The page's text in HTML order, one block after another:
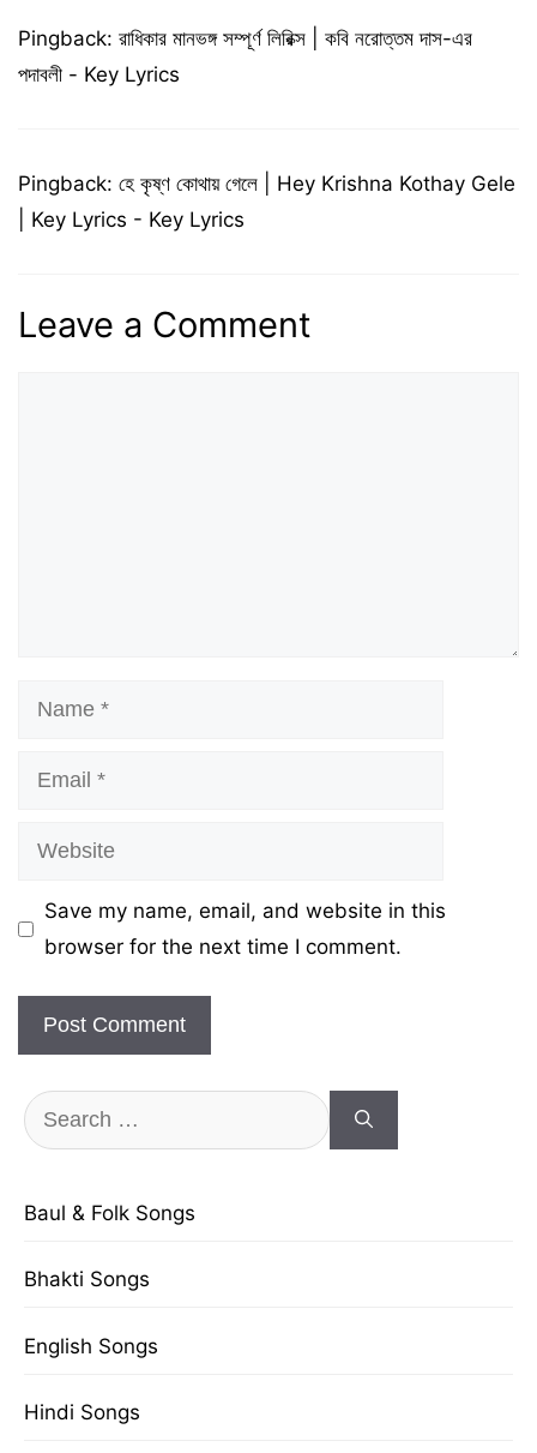
Pingback: রাধিকার মানভঙ্গ সম্পূর্ণ লিরিক্স | কবি নরোত্তম দাস-এর
পদাবলী - Key Lyrics
Pingback: হে কৃষ্ণ কোথায় গেলে | Hey Krishna Kothay Gele
| Key Lyrics - Key Lyrics
Leave a Comment
Name
Email
Website
Save my name, email, and website in this
browser for the next time I comment.
Search
for:
Baul & Folk Songs
Bhakti Songs
English Songs
Hindi Songs